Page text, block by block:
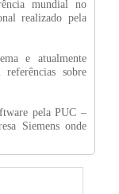
mundial no
realizado pela
e atualmente
sobre
pela PUC –
Siemens onde